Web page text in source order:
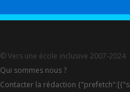
© Vers une école inclusive 2007-2024
Qui sommes nous ?
Contacter la rédaction